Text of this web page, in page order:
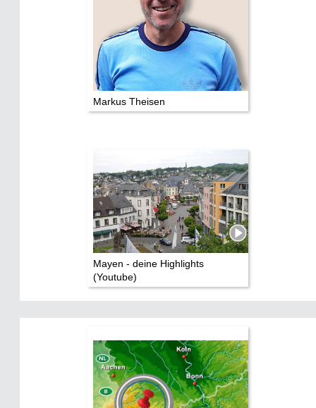
Markus Theisen
Mayen - deine Highlights
(Youtube)